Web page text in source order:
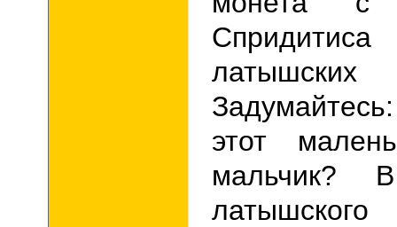
этот
мальчик?